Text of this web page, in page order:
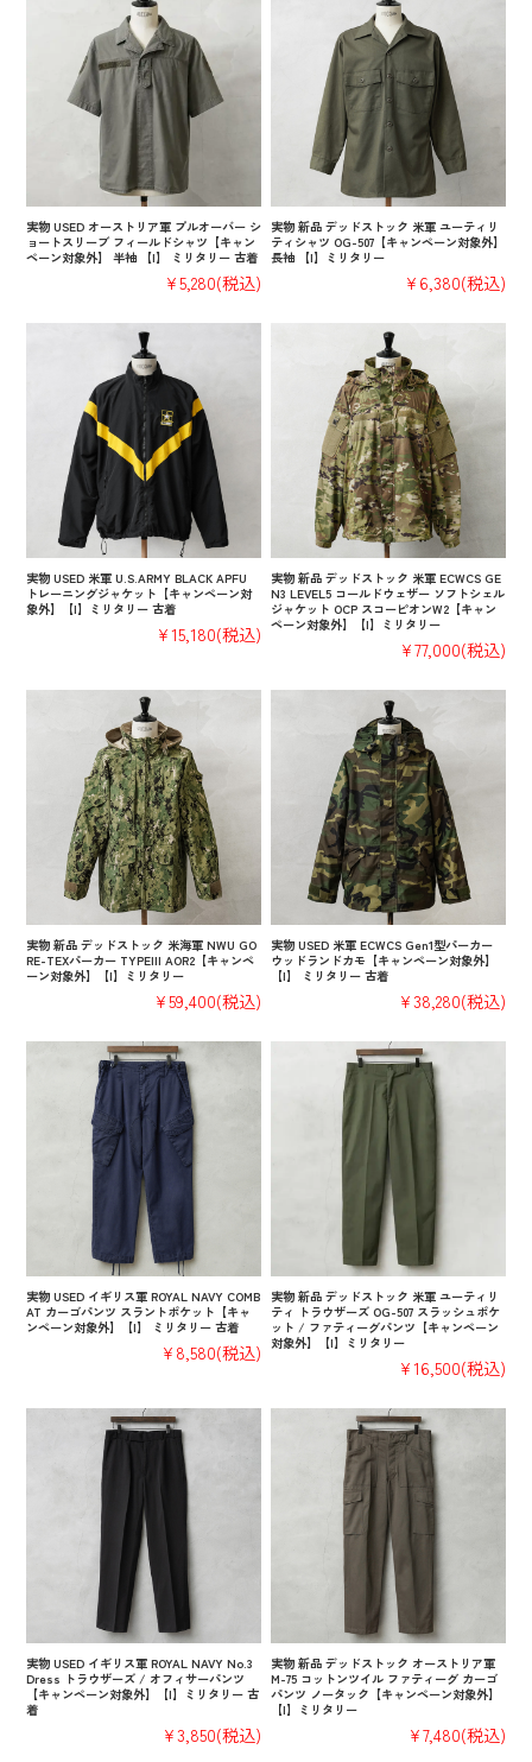
実物 USED オーストリア軍 プルオーバー シ
ョートスリーブ フィールドシャツ【キャン
ペーン対象外】 半袖 【I】 ミリタリー 古着
¥5,280(税込)
実物 新品 デッドストック 米軍 ユーティリ
ティシャツ OG-507【キャンペーン対象外】
長袖 【I】ミリタリー
¥6,380(税込)
実物 USED 米軍 U.S.ARMY BLACK APFU
トレーニングジャケット【キャンペーン対
象外】【I】ミリタリー 古着
¥15,180(税込)
実物 新品 デッドストック 米軍 ECWCS GE
N3 LEVEL5 コールドウェザー ソフトシェル
ジャケット OCP スコーピオンW2【キャン
ペーン対象外】【I】ミリタリー
¥77,000(税込)
実物 新品 デッドストック 米海軍 NWU GO
RE-TEXパーカー TYPEIII AOR2【キャンペ
ーン対象外】【I】ミリタリー
¥59,400(税込)
実物 USED 米軍 ECWCS Gen1型パーカー
ウッドランドカモ【キャンペーン対象外】
【I】 ミリタリー 古着
¥38,280(税込)
実物 USED イギリス軍 ROYAL NAVY COMB
AT カーゴパンツ スラントポケット【キャ
ンペーン対象外】【I】 ミリタリー 古着
¥8,580(税込)
実物 新品 デッドストック 米軍 ユーティリ
ティ トラウザーズ OG-507 スラッシュポケ
ット / ファティーグパンツ【キャンペーン
対象外】【I】ミリタリー
¥16,500(税込)
実物 USED イギリス軍 ROYAL NAVY No.3
Dress トラウザーズ / オフィサーパンツ
【キャンペーン対象外】【I】ミリタリー 古
着
¥3,850(税込)
実物 新品 デッドストック オーストリア軍
M-75 コットンツイル ファティーグ カーゴ
パンツ ノータック【キャンペーン対象外】
【I】ミリタリー
¥7,480(税込)